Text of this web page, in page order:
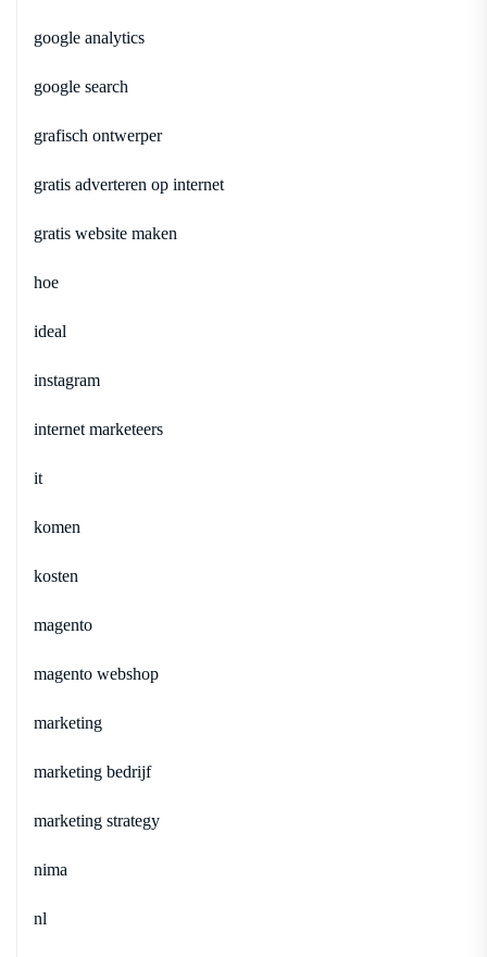
google analytics
google search
grafisch ontwerper
gratis adverteren op internet
gratis website maken
hoe
ideal
instagram
internet marketeers
it
komen
kosten
magento
magento webshop
marketing
marketing bedrijf
marketing strategy
nima
nl